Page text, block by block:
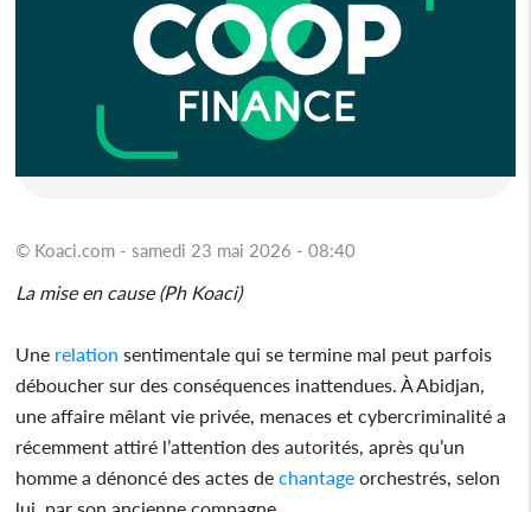
© Koaci.com - samedi 23 mai 2026 - 08:40
La mise en cause (Ph Koaci)
Une relation sentimentale qui se termine mal peut parfois
déboucher sur des conséquences inattendues. À Abidjan,
une affaire mêlant vie privée, menaces et cybercriminalité a
récemment attiré l’attention des autorités, après qu’un
homme a dénoncé des actes dechantage orchestrés, selon